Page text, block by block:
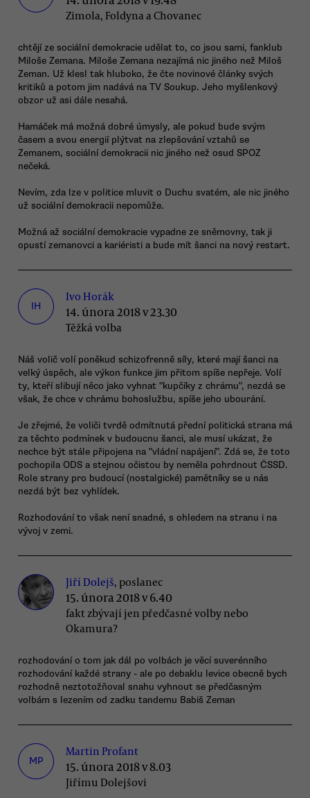
Zimola, Foldyna a Chovanec
chtějí ze sociální demokracie udělat to, co jsou sami, fanklub
Miloše Zemana. Miloše Zemana nezajímá nic jiného než Miloš
Zeman. Už klesl tak hluboko, že čte novinové články svých
kritiků a potom jim nadává na TV Soukup. Jeho myšlenkový
obzor už asi dále nesahá.
Hamáček má možná dobré úmysly, ale pokud bude svým
časem a svou energií plýtvat na zlepšování vztahů se
Zemanem, sociální demokracii nic jiného než osud SPOZ
nečeká.
Nevím, zda lze v politice mluvit o Duchu svatém, ale nic jiného
už sociální demokracii nepomůže.
Možná až sociální demokracie vypadne ze sněmovny, tak ji
opustí zemanovci a kariéristi a bude mít šanci na nový restart.
IH
Ivo Horák
14. února 2018 v 23.30
Těžká volba
Náš volič volí poněkud schizofrenně síly, které mají šanci na
velký úspěch, ale výkon funkce jim přitom spíše nepřeje. Volí
ty, kteří slibují něco jako vyhnat "kupčíky z chrámu", nezdá se
však, že chce v chrámu bohoslužbu, spíše jeho ubourání.
Je zřejmé, že voliči tvrdě odmítnutá přední politická strana má
za těchto podmínek v budoucnu šanci, ale musí ukázat, že
nechce být stále připojena na "vládní napájení". Zdá se, že toto
pochopila ODS a stejnou očistou by neměla pohrdnout ČSSD.
Role strany pro budoucí (nostalgické) pamětníky se u nás
nezdá být bez vyhlídek.
Rozhodování to však není snadné, s ohledem na stranu i na
vývoj v zemi.
Jiří Dolejš, poslanec
15. února 2018 v 6.40
fakt zbývají jen předčasné volby nebo
Okamura?
rozhodování o tom jak dál po volbách je věcí suverénního
rozhodování každé strany - ale po debaklu levice obecně bych
rozhodně neztotožňoval snahu vyhnout se předčasným
volbám s lezením od zadku tandemu Babiš Zeman
MP
Martin Profant
15. února 2018 v 8.03
Jiřímu Dolejšovi